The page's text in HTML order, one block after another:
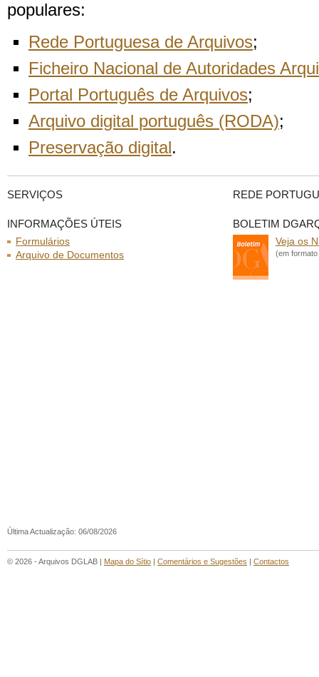
populares:
Rede Portuguesa de Arquivos;
Ficheiro Nacional de Autoridades
Portal Português de Arquivos;
Arquivo digital português (RODA);
Preservação digital.
SERVIÇOS
INFORMAÇÕES ÚTEIS
Formulários
Arquivo de Documentos
REDE
BOLETIM
Veja os
(em
Última Actualização: 06/08/2026
© 2026 - Arquivos DGLAB | Mapa do Sítio | Comentários e Sugestões | Contactos